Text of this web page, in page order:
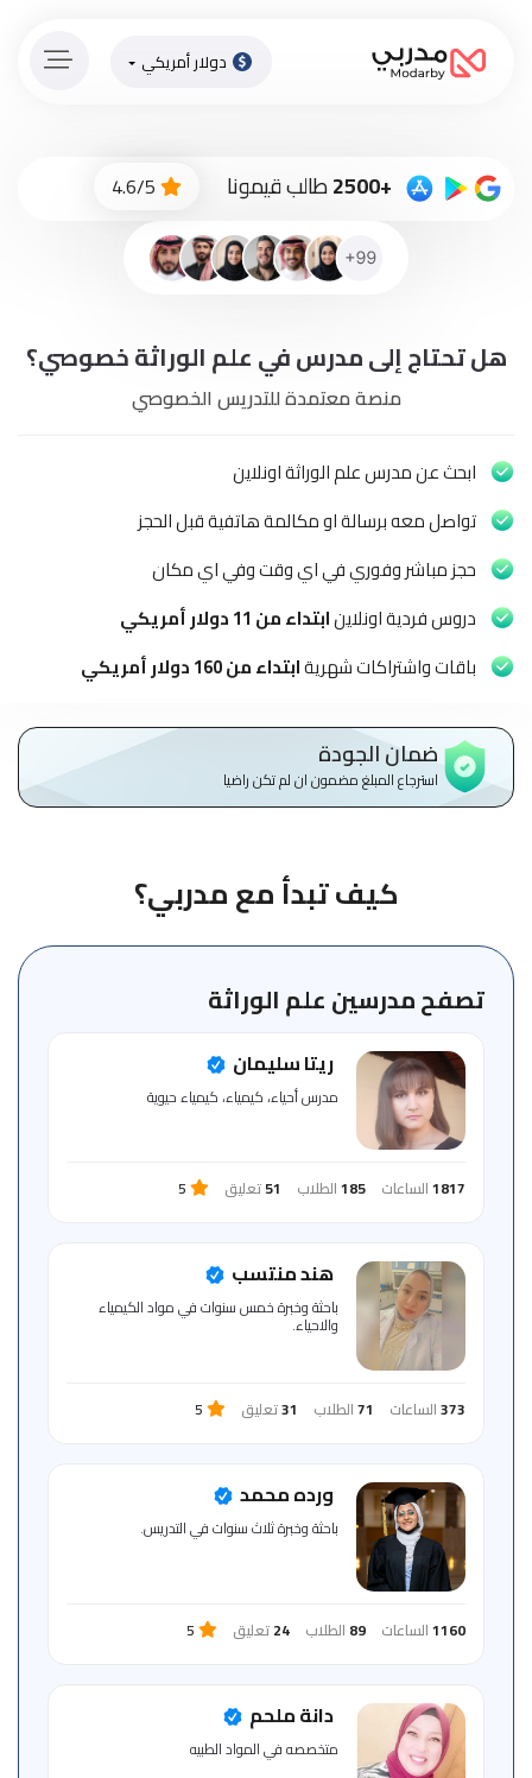
الاّن
لطاقم
المدرسين
أونلاين
باقات
وطلاب
المدارس
نحن
الشروط
والأحكام
الأساسية
للمنصة
الإرشادي
دولار أمريكي
+2500 طالب قيمونا 4.6/5
هل تحتاج إلى مدرس في علم الوراثة خصوصي؟
منصة معتمدة للتدريس الخصوصي
ابحث عن مدرس علم الوراثة اونلاين
تواصل معه برسالة او مكالمة هاتفية قبل الحجز
حجز مباشر وفوري في اي وقت وفي اي مكان
دروس فردية اونلاينابتداء من 11 دولار أمريكي
باقات واشتراكات شهريةابتداء من 160 دولار أمريكي
ضمان الجودة
استرجاع المبلغ مضمون ان لم تكن راضيا
كيف تبدأ مع مدربي؟
تصفح مدرسين علم الوراثة
ريتا سليمان
مدرس أحياء، كيمياء، كيمياء حيوية
1817الساعات 185الطلاب 51تعليق 5
هند منتسب
باحثة وخبرة خمس سنوات في مواد الكيمياء
والاحياء.
373الساعات 71الطلاب 31تعليق 5
ورده محمد
باحثة وخبرة ثلاث سنوات في التدريس.
1160الساعات 89 الطلاب 24تعليق 5
دانة ملحم
متخصصه في المواد الطبيه